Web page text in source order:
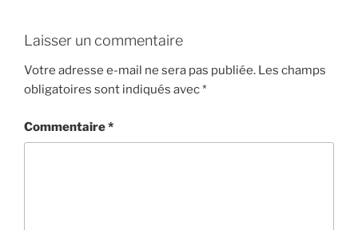
Laisser un commentaire
Votre adresse e-mail ne sera pas publiée. Les champs
obligatoires sont indiqués avec*
Commentaire*